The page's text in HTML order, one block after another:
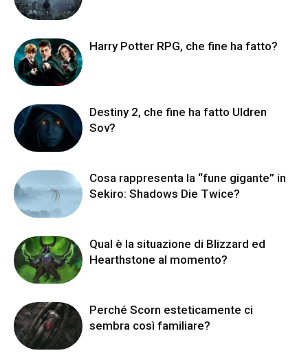
Harry Potter RPG, che fine ha fatto?
Destiny 2, che fine ha fatto Uldren
Sov?
Cosa rappresenta la “fune gigante” in
Sekiro: Shadows Die Twice?
Qual è la situazione di Blizzard ed
Hearthstone al momento?
Perché Scorn esteticamente ci
sembra così familiare?